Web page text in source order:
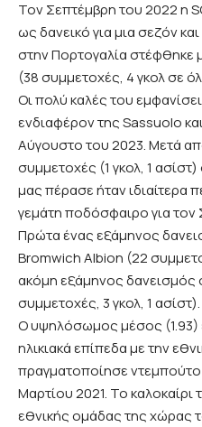
Τον Σεπτέμβρη του 2022 η
ως δανεικό για μια σεζόν
στην Πορτογαλία στέφθηκε
(38 συμμετοχές, 4 γκολ σε
Οι πολύ καλές του
ενδιαφέρον της Sassuolo
Αύγουστο του 2023. Μετά
συμμετοχές (1 γκολ, 1
μας πέρασε ήταν ιδιαίτερα
γεμάτη ποδόσφαιρο για τον
Πρώτα ένας εξάμηνος
Bromwich Albion (22
ακόμη εξάμηνος δανεισμός
συμμετοχές, 3 γκολ, 1 ασίστ).
Ο υψηλόσωμος μέσος (1.93)
ηλικιακά επίπεδα με την
πραγματοποίησε
Μαρτίου 2021. Το καλοκαίρι
εθνικής ομάδας της χώρας